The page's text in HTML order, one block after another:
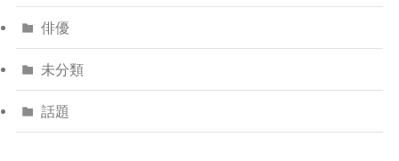
俳優
未分類
話題